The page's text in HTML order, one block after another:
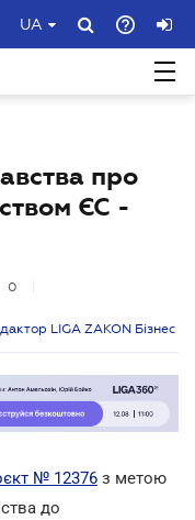
UA
про
ЄС -
0
LIGA ZAKON Бізнес
№ 12376 з метою
до